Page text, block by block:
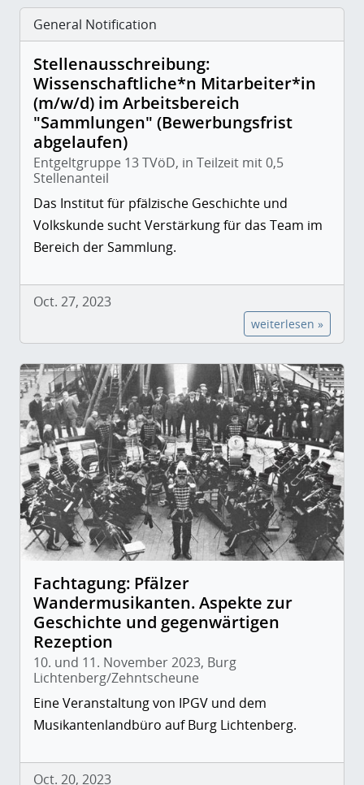
General Notification
Stellenausschreibung:
Wissenschaftliche*n Mitarbeiter*in
(m/w/d) im Arbeitsbereich
"Sammlungen" (Bewerbungsfrist
abgelaufen)
Entgeltgruppe 13 TVöD, in Teilzeit mit 0,5
Stellenanteil
Das Institut für pfälzische Geschichte und
Volkskunde sucht Verstärkung für das Team im
Bereich der Sammlung.
Oct. 27, 2023
weiterlesen »
Fachtagung: Pfälzer
Wandermusikanten. Aspekte zur
Geschichte und gegenwärtigen
Rezeption
10. und 11. November 2023, Burg
Lichtenberg/Zehntscheune
Eine Veranstaltung von IPGV und dem
Musikantenlandbüro auf Burg Lichtenberg.
Oct. 20, 2023